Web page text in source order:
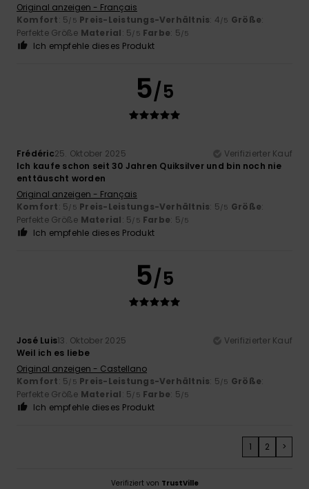
Original anzeigen - Français
Komfort: 5/5 Preis-Leistungs-Verhältnis: 4/5 Größe:
Perfekte Größe Material: 5/5 Farbe: 5/5
Ich empfehle dieses Produkt
5/5
Frédéric25. Oktober 2025
Verifizierter Kauf
Ich kaufe schon seit 30 Jahren Quiksilver und bin noch nie
enttäuscht worden
Original anzeigen - Français
Komfort: 5/5 Preis-Leistungs-Verhältnis: 5/5 Größe:
Perfekte Größe Material: 5/5 Farbe: 5/5
Ich empfehle dieses Produkt
5/5
José Luis13. Oktober 2025
Verifizierter Kauf
Weil ich es liebe
Original anzeigen - Castellano
Komfort: 5/5 Preis-Leistungs-Verhältnis: 5/5 Größe:
Perfekte Größe Material: 5/5 Farbe: 5/5
Ich empfehle dieses Produkt
1 2 >
Verifiziert von TrustVille